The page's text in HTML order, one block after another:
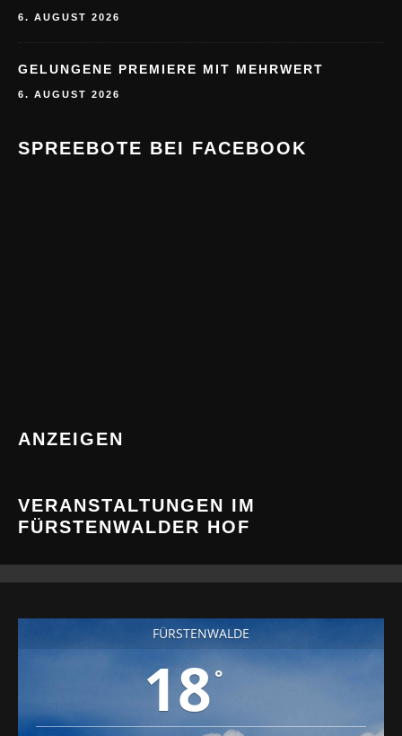
6. AUGUST 2026
GELUNGENE PREMIERE MIT MEHRWERT
6. AUGUST 2026
SPREEBOTE BEI FACEBOOK
ANZEIGEN
VERANSTALTUNGEN IM
FÜRSTENWALDER HOF
FÜRSTENWALDE
18 °